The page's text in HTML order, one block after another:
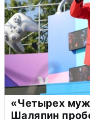
«Четырех
Шаляпин